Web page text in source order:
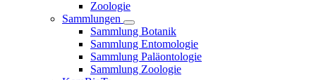
Zoologie
Sammlungen
Sammlung Botanik
Sammlung Entomologie
Sammlung Paläontologie
Sammlung Zoologie